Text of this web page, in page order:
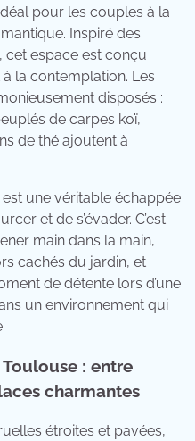
pour les couples à la
Inspiré des
cet espace est conçu
la contemplation. Les
disposés :
de carpes koï,
de thé ajoutent à
une véritable échappée
et de s’évader. C’est
main dans la main,
cachés du jardin, et
de détente lors d’une
un environnement qui
: entre
charmantes
étroites et pavées,